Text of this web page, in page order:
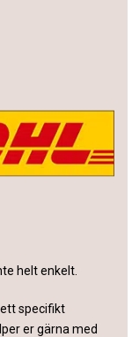
helt enkelt.
specifikt
er gärna med